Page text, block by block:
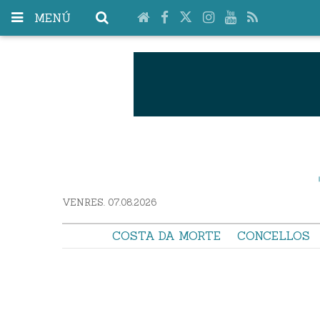
MENÚ
VENRES. 07.08.2026
COSTA DA MORTE CONCELLOS